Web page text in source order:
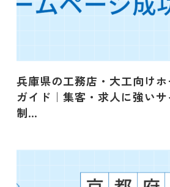
兵庫県の工務店・大工向け
ガイド｜集客・求人に強いサ
制…